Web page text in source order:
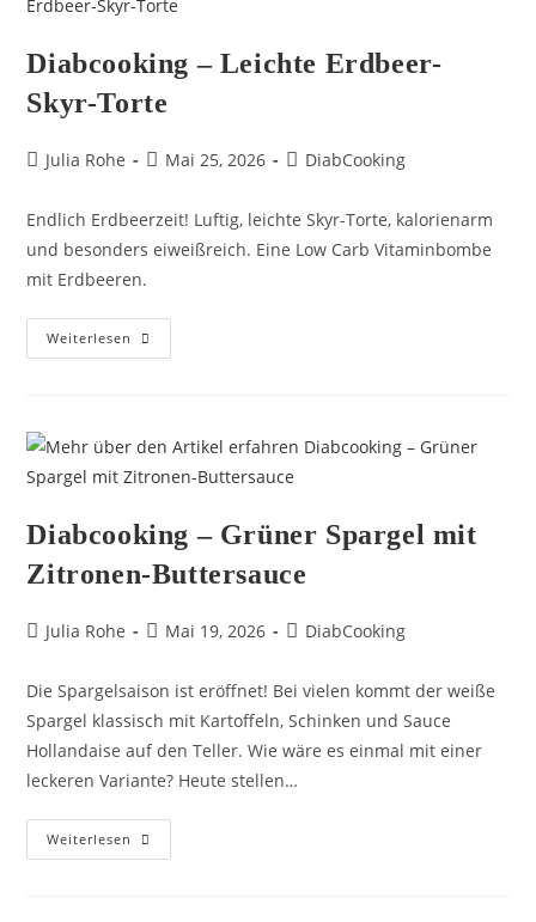
Diabcooking – Leichte Erdbeer-
Skyr-Torte
Julia Rohe Mai 25, 2026 DiabCooking
Endlich Erdbeerzeit! Luftig, leichte Skyr-Torte, kalorienarm
und besonders eiweißreich. Eine Low Carb Vitaminbombe
mit Erdbeeren.
Weiterlesen
Diabcooking – Grüner Spargel mit
Zitronen-Buttersauce
Julia Rohe Mai 19, 2026 DiabCooking
Die Spargelsaison ist eröffnet! Bei vielen kommt der weiße
Spargel klassisch mit Kartoffeln, Schinken und Sauce
Hollandaise auf den Teller. Wie wäre es einmal mit einer
leckeren Variante? Heute stellen…
Weiterlesen